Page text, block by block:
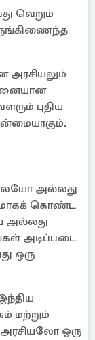
வெறும்
அரசியலும்
புதிய
அல்லது
கொண்ட
அல்லது
அடிப்படை
ஒரு
மற்றும்
அரசியலோ ஒரு